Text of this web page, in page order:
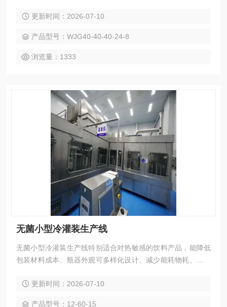
更新时间：2026-07-10
产品型号：WJG40-40-40-24-8
浏览量：1333
无菌小型冷灌装生产线
无菌小型冷灌装生产线特别适合对热敏感的饮料产品，能降低
包装材料成本、瓶器外观可多样化设计、减少能耗物耗、生产
更新时间：2026-07-10
产品型号：12-60-15